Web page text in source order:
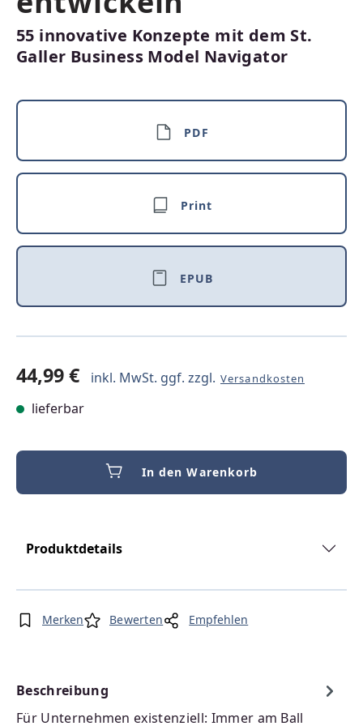
55 innovative Konzepte mit dem St.
Galler Business Model Navigator
PDF
Print
EPUB
44,99 € inkl. MwSt. ggf. zzgl. Versandkosten
lieferbar
In den Warenkorb
Produktdetails
Merken Bewerten Empfehlen
Beschreibung
Für Unternehmen existenziell: Immer am Ball